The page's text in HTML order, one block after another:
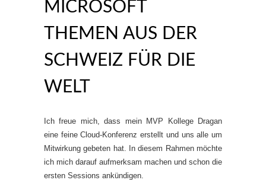
MICROSOFT
THEMEN AUS DER
SCHWEIZ FÜR DIE
WELT
Ich freue mich, dass mein MVP Kollege Dragan
eine feine Cloud-Konferenz erstellt und uns alle um
Mitwirkung gebeten hat. In diesem Rahmen möchte
ich mich darauf aufmerksam machen und schon die
ersten Sessions ankündigen.